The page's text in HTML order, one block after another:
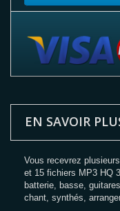
EN SAVOIR
Vous recevrez
et 15 fichiers MP3 HQ
batterie, basse,
chant, synthés,